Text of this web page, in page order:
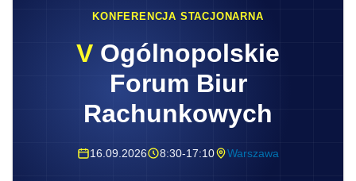
KONFERENCJA STACJONARNA
V Ogólnopolskie
Forum Biur
Rachunkowych
16.09.2026 8:30-17:10 Warszawa